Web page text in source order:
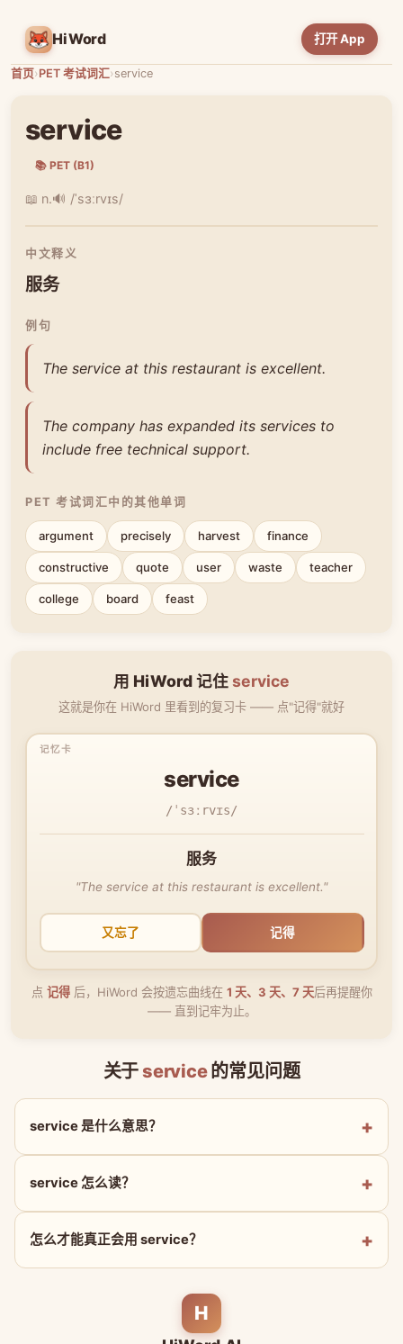
HiWord 打开 App
首页›PET 考试词汇›service
service
📚 PET (B1)
📖 n.🔊 /ˈsɜːrvɪs/
中文释义
服务
例句
The service at this restaurant is excellent.
The company has expanded its services to
include free technical support.
PET 考试词汇中的其他单词
argument precisely harvest finance
constructive quote user waste teacher
college board feast
用 HiWord 记住service
这就是你在 HiWord 里看到的复习卡 —— 点"记得"就好
service
/ˈsɜːrvɪs/
服务
"The service at this restaurant is excellent."
又忘了 记得
点 记得后，HiWord 会按遗忘曲线在 1 天、3 天、7 天后再提醒你
—— 直到记牢为止。
关于 service的常见问题
service 是什么意思？
service 怎么读？
怎么才能真正会用 service？
H